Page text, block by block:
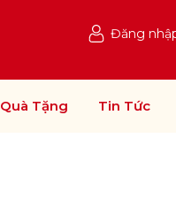
Đăng
Quà Tặng Tin Tức